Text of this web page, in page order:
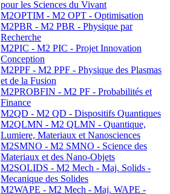
pour les Sciences du Vivant
M2OPTIM - M2 OPT - Optimisation
M2PBR - M2 PBR - Physique par
Recherche
M2PIC - M2 PIC - Projet Innovation
Conception
M2PPF - M2 PPF - Physique des Plasmas
et de la Fusion
M2PROBFIN - M2 PF - Probabilités et
Finance
M2QD - M2 QD - Dispositifs Quantiques
M2QLMN - M2 QLMN - Quantique,
Lumiere, Materiaux et Nanosciences
M2SMNO - M2 SMNO - Science des
Materiaux et des Nano-Objets
M2SOLIDS - M2 Mech - Maj. Solids -
Mecanique des Solides
M2WAPE - M2 Mech - Maj. WAPE -